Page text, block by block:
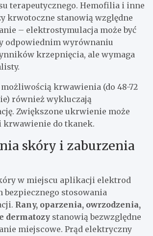
terapeutycznego. Hemofilia i inne
krwotoczne stanowią względne
– elektrostymulacja może być
odpowiednim wyrównaniu
krzepnięcia, ale wymaga
możliwością krwawienia (do 48-72
również wykluczają
Zwiększone ukrwienie może
krwawienie do tkanek.
skóry i zaburzenia
w miejscu aplikacji elektrod
bezpiecznego stosowania
Rany, oparzenia, owrzodzenia,
dermatozy stanowią bezwzględne
miejscowe. Prąd elektryczny